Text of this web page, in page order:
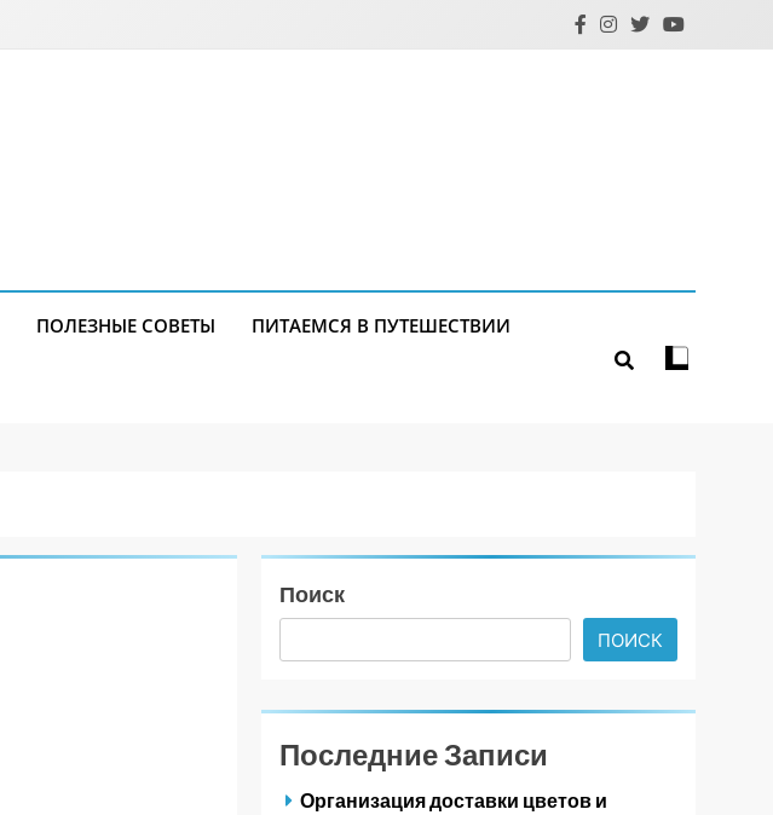
ПОЛЕЗНЫЕ СОВЕТЫ ПИТАЕМСЯ В ПУТЕШЕСТВИИ
Поиск
ПОИСК
Последние Записи
Организация доставки цветов и